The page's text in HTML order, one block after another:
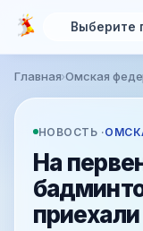
Перейти к
Вы здесь
Главная›Омская
НОВОСТЬ ·
На